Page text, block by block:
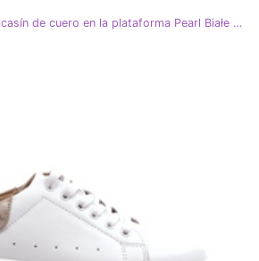
S.Barski Zapatos de mocasín de cuero en la plataforma Pearl Białe S. Barski GR51-598 blanco